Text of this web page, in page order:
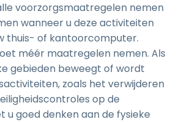
voorzorgsmaatregelen nemen
wanneer u deze activiteiten
thuis- of kantoorcomputer.
méér maatregelen nemen. Als
gebieden beweegt of wordt
zoals het verwijderen
op de
u goed denken aan de fysieke